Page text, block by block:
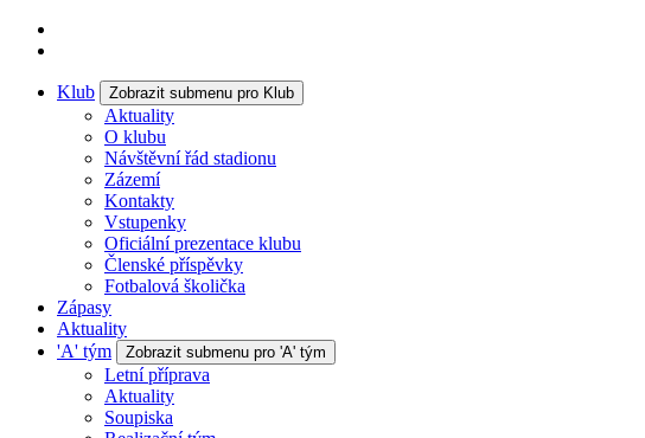
Klub Zobrazit submenu pro Klub
Aktuality
O klubu
Návštěvní řád stadionu
Zázemí
Kontakty
Vstupenky
Oficiální prezentace klubu
Členské příspěvky
Fotbalová školička
Zápasy
Aktuality
'A' tým
Zobrazit submenu pro 'A' tým
Letní příprava
Aktuality
Soupiska